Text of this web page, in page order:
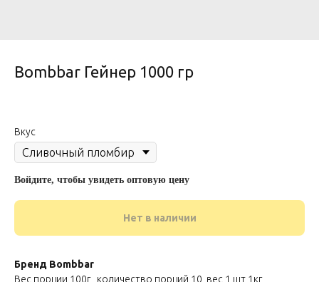
Bombbar Гейнер 1000 гр
Вкус
Войдите, чтобы увидеть оптовую цену
Нет в наличии
Бренд Bombbar
Вес порции 100г , количество порций 10, вес 1 шт 1кг,